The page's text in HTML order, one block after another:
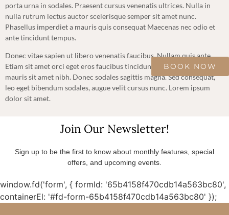
BOOK NOW
porta urna in sodales. Praesent cursus venenatis ultrices. Nulla in
nulla rutrum lectus auctor scelerisque semper sit amet nunc.
Phasellus imperdiet a mauris quis consequat Maecenas nec odio et
ante tincidunt tempus.
Donec vitae sapien ut libero venenatis faucibus. Nullam quis ante.
Etiam sit amet orci eget eros faucibus tincidunt. Duis leo. Sed fringilla
mauris sit amet nibh. Donec sodales sagittis magna. Sed consequat,
leo eget bibendum sodales, augue velit cursus nunc. Lorem ipsum
dolor sit amet.
Join Our Newsletter!
Sign up to be the first to know about monthly features, special
offers, and upcoming events.
window.fd('form', { formId: '65b4158f470cdb14a563bc80',
containerEl: '#fd-form-65b4158f470cdb14a563bc80' });